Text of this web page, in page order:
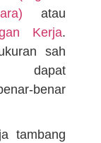
atau
Kerja.
sah
benar
tambang